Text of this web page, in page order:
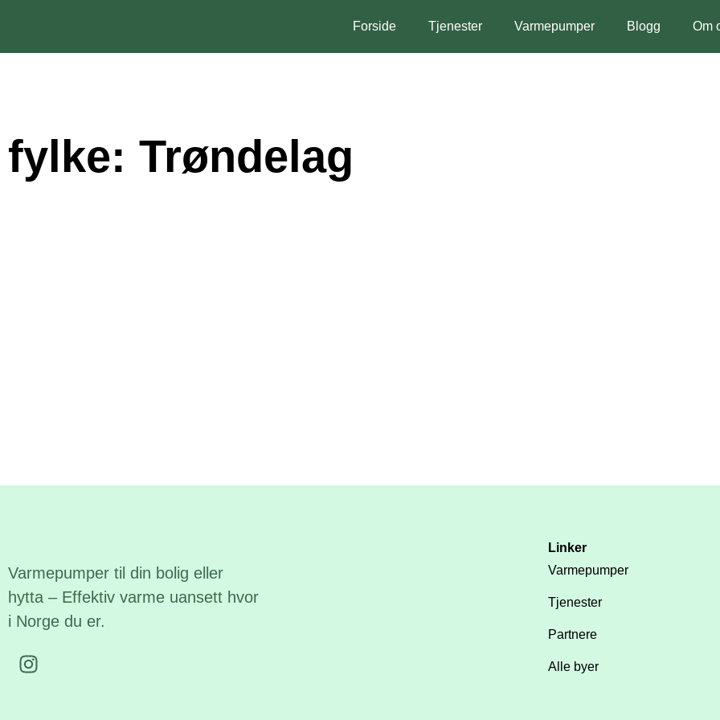
Forside Tjenester Varmepumper Blogg Om
fylke: Trøndelag
Varmepumper til din bolig eller
hytta – Effektiv varme uansett hvor
i Norge du er.
Linker
Varmepumper
Tjenester
Partnere
Alle byer